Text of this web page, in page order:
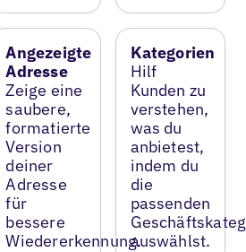
Angezeigte
Adresse
Zeige eine
saubere,
formatierte
Version
deiner
Adresse
für
bessere
Wiedererkennung.
Kategorien
Hilf
Kunden zu
verstehen,
was du
anbietest,
indem du
die
passenden
auswählst.